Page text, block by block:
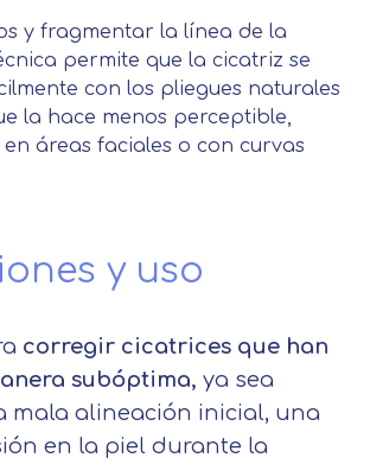
y fragmentar la línea de la
permite que la cicatriz se
con los pliegues naturales
la hace menos perceptible,
áreas faciales o con curvas
y uso
corregir cicatrices que han
subóptima, ya sea
mala alineación inicial, una
en la piel durante la